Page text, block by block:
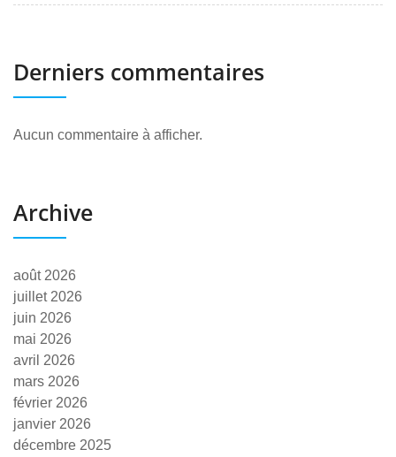
Derniers commentaires
Aucun commentaire à afficher.
Archive
août 2026
juillet 2026
juin 2026
mai 2026
avril 2026
mars 2026
février 2026
janvier 2026
décembre 2025